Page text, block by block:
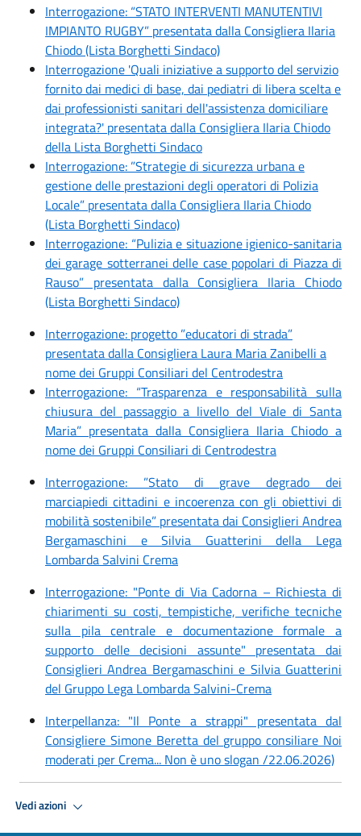
Interrogazione: “STATO INTERVENTI MANUTENTIVI
IMPIANTO RUGBY” presentata dalla Consigliera Ilaria
Chiodo (Lista Borghetti Sindaco)
Interrogazione 'Quali iniziative a supporto del servizio
fornito dai medici di base, dai pediatri di libera scelta e
dai professionisti sanitari dell'assistenza domiciliare
integrata?' presentata dalla Consigliera Ilaria Chiodo
della Lista Borghetti Sindaco
Interrogazione: ”Strategie di sicurezza urbana e
gestione delle prestazioni degli operatori di Polizia
Locale” presentata dalla Consigliera Ilaria Chiodo
(Lista Borghetti Sindaco)
Interrogazione: “Pulizia e situazione igienico-sanitaria
dei garage sotterranei delle case popolari di Piazza di
Rauso” presentata dalla Consigliera Ilaria Chiodo
(Lista Borghetti Sindaco)
Interrogazione: progetto ”educatori di strada”
presentata dalla Consigliera Laura Maria Zanibelli a
nome dei Gruppi Consiliari del Centrodestra
Interrogazione: “Trasparenza e responsabilità sulla
chiusura del passaggio a livello del Viale di Santa
Maria” presentata dalla Consigliera Ilaria Chiodo a
nome dei Gruppi Consiliari di Centrodestra
Interrogazione: ”Stato di grave degrado dei
marciapiedi cittadini e incoerenza con gli obiettivi di
mobilità sostenibile” presentata dai Consiglieri Andrea
Bergamaschini e Silvia Guatterini della Lega
Lombarda Salvini Crema
Interrogazione: "Ponte di Via Cadorna – Richiesta di
chiarimenti su costi, tempistiche, verifiche tecniche
sulla pila centrale e documentazione formale a
supporto delle decisioni assunte" presentata dai
Consiglieri Andrea Bergamaschini e Silvia Guatterini
del Gruppo Lega Lombarda Salvini-Crema
Interpellanza: "Il Ponte a strappi" presentata dal
Consigliere Simone Beretta del gruppo consiliare Noi
moderati per Crema... Non è uno slogan /22.06.2026)
Vedi azioni